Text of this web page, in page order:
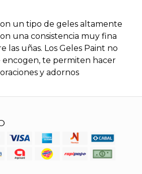
un tipo de geles altamente
una consistencia muy fina
las uñas. Los Geles Paint no
encogen, te permiten hacer
y adornos